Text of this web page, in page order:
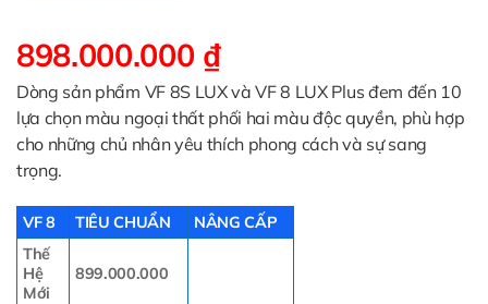
898.000.000 ₫
Dòng sản phẩm VF 8S LUX và VF 8 LUX Plus đem đến 10
lựa chọn màu ngoại thất phối hai màu độc quyền, phù hợp
cho những chủ nhân yêu thích phong cách và sự sang
trọng.
VF 8 TIÊU CHUẨN
NÂNG CẤP
Thế
Hệ
Mới
899.000.000